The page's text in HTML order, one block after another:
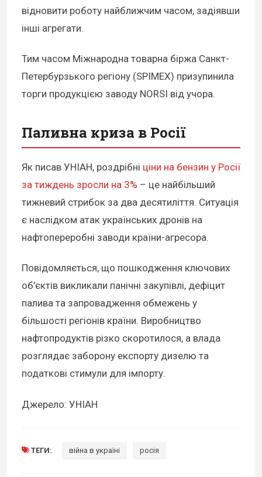
відновити роботу найближчим часом, задіявши
інші агрегати.
Тим часом Міжнародна товарна біржа Санкт-
Петербурзького регіону (SPIMEX) призупинила
торги продукцією заводу NORSI від учора.
Паливна криза в Росії
Як писав УНІАН, роздрібні ціни на бензин у Росії
за тиждень зросли на 3% – це найбільший
тижневий стрибок за два десятиліття. Ситуація
є наслідком атак українських дронів на
нафтопереробні заводи країни-агресора.
Повідомляється, що пошкодження ключових
об’єктів викликали панічні закупівлі, дефіцит
палива та запровадження обмежень у
більшості регіонів країни. Виробництво
нафтопродуктів різко скоротилося, а влада
розглядає заборону експорту дизелю та
податкові стимули для імпорту.
Джерело: УНІАН
ТЕГИ: війна в україні росія